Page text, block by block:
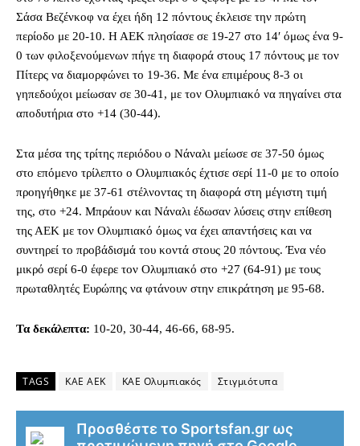
Σάσα Βεζένκοφ να έχει ήδη 12 πόντους έκλεισε την πρώτη
περίοδο με 20-10. Η ΑΕΚ πλησίασε σε 19-27 στο 14′ όμως ένα 9-
0 των φιλοξενούμενων πήγε τη διαφορά στους 17 πόντους με τον
Πίτερς να διαμορφώνει το 19-36. Με ένα επιμέρους 8-3 οι
γηπεδούχοι μείωσαν σε 30-41, με τον Ολυμπιακό να πηγαίνει στα
αποδυτήρια στο +14 (30-44).
Στα μέσα της τρίτης περιόδου ο Νάναλι μείωσε σε 37-50 όμως
στο επόμενο τρίλεπτο ο Ολυμπιακός έχτισε σερί 11-0 με το οποίο
προηγήθηκε με 37-61 στέλνοντας τη διαφορά στη μέγιστη τιμή
της, στο +24. Μπράουν και Νάναλι έδωσαν λύσεις στην επίθεση
της ΑΕΚ με τον Ολυμπιακό όμως να έχει απαντήσεις και να
συντηρεί το προβάδισμά του κοντά στους 20 πόντους. Ένα νέο
μικρό σερί 6-0 έφερε τον Ολυμπιακό στο +27 (64-91) με τους
πρωταθλητές Ευρώπης να φτάνουν στην επικράτηση με 95-68.
Τα δεκάλεπτα: 10-20, 30-44, 46-66, 68-95.
TAGS ΚΑΕ ΑΕΚ ΚΑΕ Ολυμπιακός Στιγμιότυπα
Προσθέστε το Sportsfan.gr ως